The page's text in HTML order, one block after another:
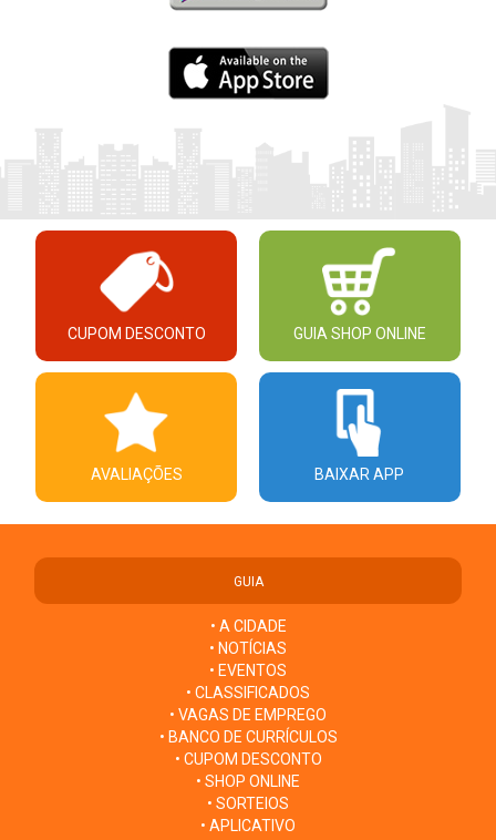
CUPOM DESCONTO GUIA SHOP ONLINE
AVALIAÇÕES BAIXAR APP
GUIA
• A CIDADE
• NOTÍCIAS
• EVENTOS
• CLASSIFICADOS
• VAGAS DE EMPREGO
• BANCO DE CURRÍCULOS
• CUPOM DESCONTO
• SHOP ONLINE
• SORTEIOS
• APLICATIVO